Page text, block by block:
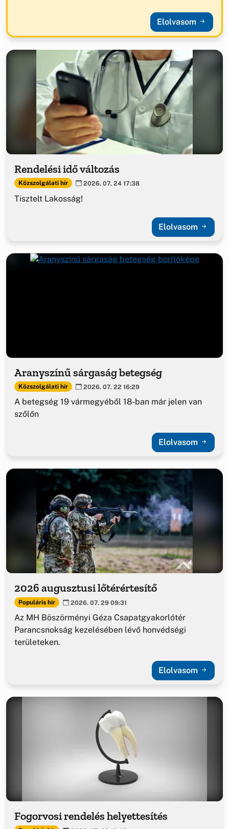
Elolvasom
Rendelési idő változás
Közszolgálati hír 2026. 07. 24 17:38
Tisztelt Lakosság!
Elolvasom
Aranyszínű sárgaság betegség
Közszolgálati hír 2026. 07. 22 16:29
A betegség 19 vármegyéből 18-ban már jelen van
szőlőn
Elolvasom
2026 augusztusi lőtérértesítő
Populáris hír 2026. 07. 29 09:31
Az MH Böszörményi Géza Csapatgyakorlótér
Parancsnokság kezelésében lévő honvédségi
területeken.
Elolvasom
Fogorvosi rendelés helyettesítés